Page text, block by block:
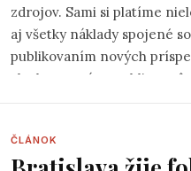
zdrojov. Sami si platíme
aj všetky náklady spojené
publikovaním nových
ako by ste nám mohli
ČLÁNOK